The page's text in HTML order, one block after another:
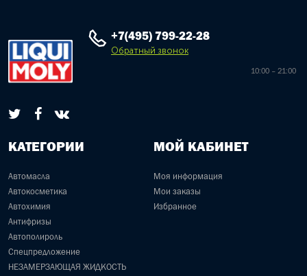
+7(495) 799-22-28
Обратный звонок
10:00 – 21:00
КАТЕГОРИИ
Автомасла
Автокосметика
Автохимия
Антифризы
Автополироль
Спецпредложение
НЕЗАМЕРЗАЮЩАЯ ЖИДКОСТЬ
МОЙ КАБИНЕТ
Моя информация
Мои заказы
Избранное